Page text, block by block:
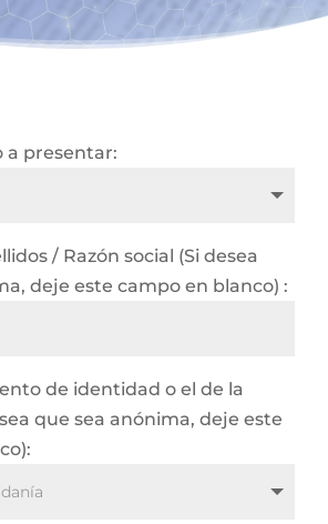
a presentar:
/ Razón social (Si desea
deje este campo en blanco) :
de identidad o el de la
que sea anónima, deje este